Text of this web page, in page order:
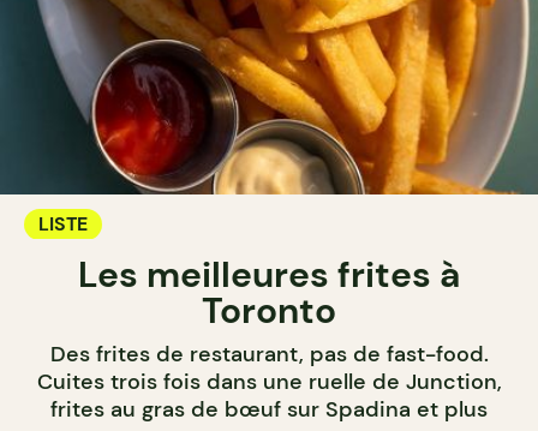
LISTE
Les meilleures frites à
Toronto
Des frites de restaurant, pas de fast-food.
Cuites trois fois dans une ruelle de Junction,
frites au gras de bœuf sur Spadina et plus